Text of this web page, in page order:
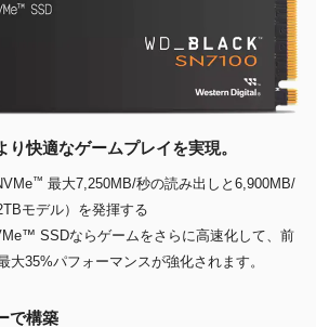
快適なゲームプレイを実現。
™ 最大7,250MB/秒の読み出しと6,900MB/
モデル）を発揮する
SSDならゲームをさらに高速化して、前
大35%パフォーマンスが強化されます。
で構築